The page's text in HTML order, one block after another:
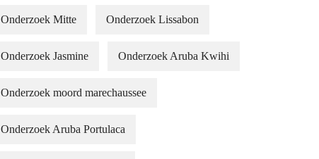
Onderzoek Mitte Onderzoek Lissabon
Onderzoek Jasmine Onderzoek Aruba Kwihi
Onderzoek moord marechaussee
Onderzoek Aruba Portulaca